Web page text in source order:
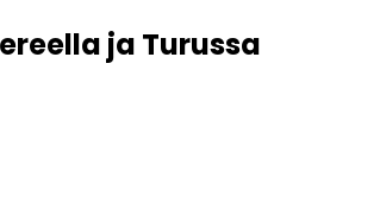
ja Turussa